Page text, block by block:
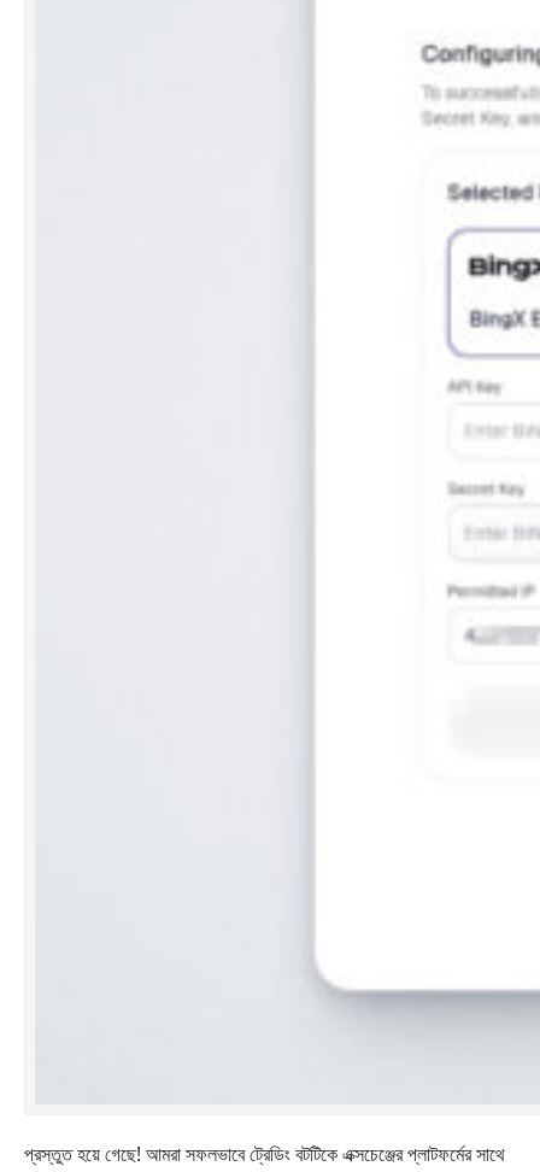
প্রস্তুত হয়ে গেছে! আমরা সফলভাবে ট্রেডিং বটটিকে এক্সচেঞ্জের প্লাটফর্মের সাথে